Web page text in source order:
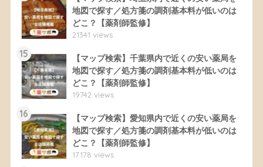
地図で探す／処方箋の調剤基本料が低いのは
どこ？【薬剤師監修】
21341 views
15
【マップ検索】千葉県内で近くの安い薬局を
地図で探す／処方箋の調剤基本料が低いのは
どこ？【薬剤師監修】
19742 views
16
【マップ検索】愛知県内で近くの安い薬局を
地図で探す／処方箋の調剤基本料が低いのは
どこ？【薬剤師監修】
17178 views